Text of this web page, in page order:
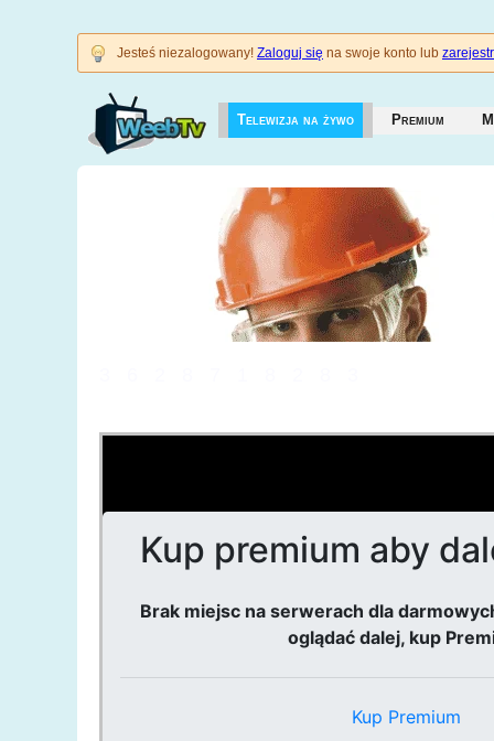
Jesteś niezalogowany! Zaloguj się na swoje konto lub
Telewizja na żywo Premium